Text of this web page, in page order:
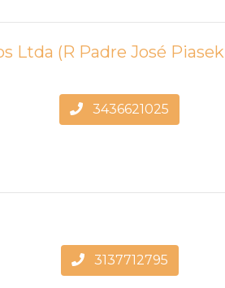
Ltda (R Padre José Piasek
3436621025
3137712795